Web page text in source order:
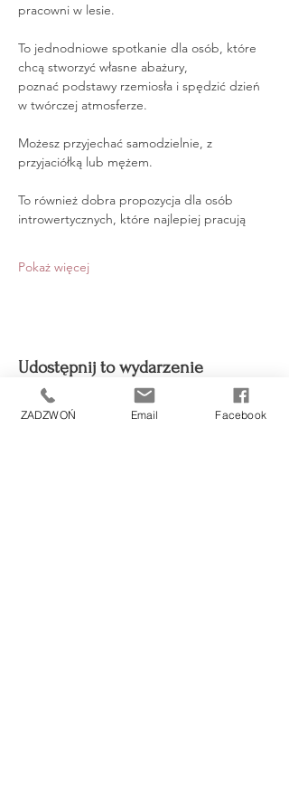
pracowni w lesie.
To jednodniowe spotkanie dla osób, które
chcą stworzyć własne abażury,
poznać podstawy rzemiosła i spędzić dzień
w twórczej atmosferze.
Możesz przyjechać samodzielnie, z
przyjaciółką lub mężem.
To również dobra propozycja dla osób
introwertycznych, które najlepiej pracują
Pokaż więcej
Udostępnij to wydarzenie
ZADZWOŃ Email Facebook